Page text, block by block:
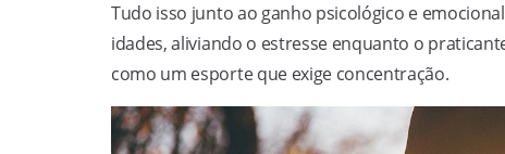
Tudo isso junto ao ganho psicológico e
idades, aliviando o estresse enquanto o
como um esporte que exige concentração.